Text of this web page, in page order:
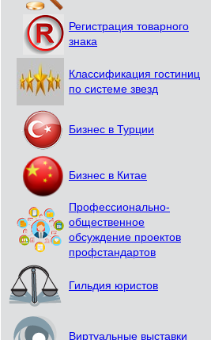
Регистрация товарного
знака
Классификация гостиниц
по системе звезд
Бизнес в Турции
Бизнес в Китае
Профессионально-
общественное
обсуждение проектов
профстандартов
Гильдия юристов
Виртуальные выставки